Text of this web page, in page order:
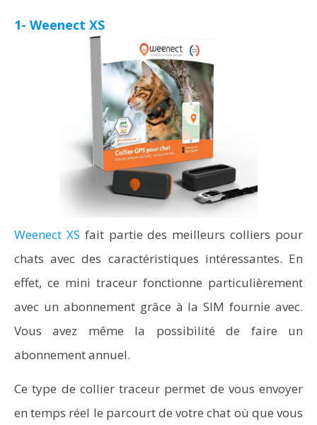
1- Weenect XS
Weenect XS fait partie des meilleurs colliers pour
chats avec des caractéristiques intéressantes. En
effet, ce mini traceur fonctionne particulièrement
avec un abonnement grâce à la SIM fournie avec.
Vous avez même la possibilité de faire un
abonnement annuel.
Ce type de collier traceur permet de vous envoyer
en temps réel le parcourt de votre chat où que vous